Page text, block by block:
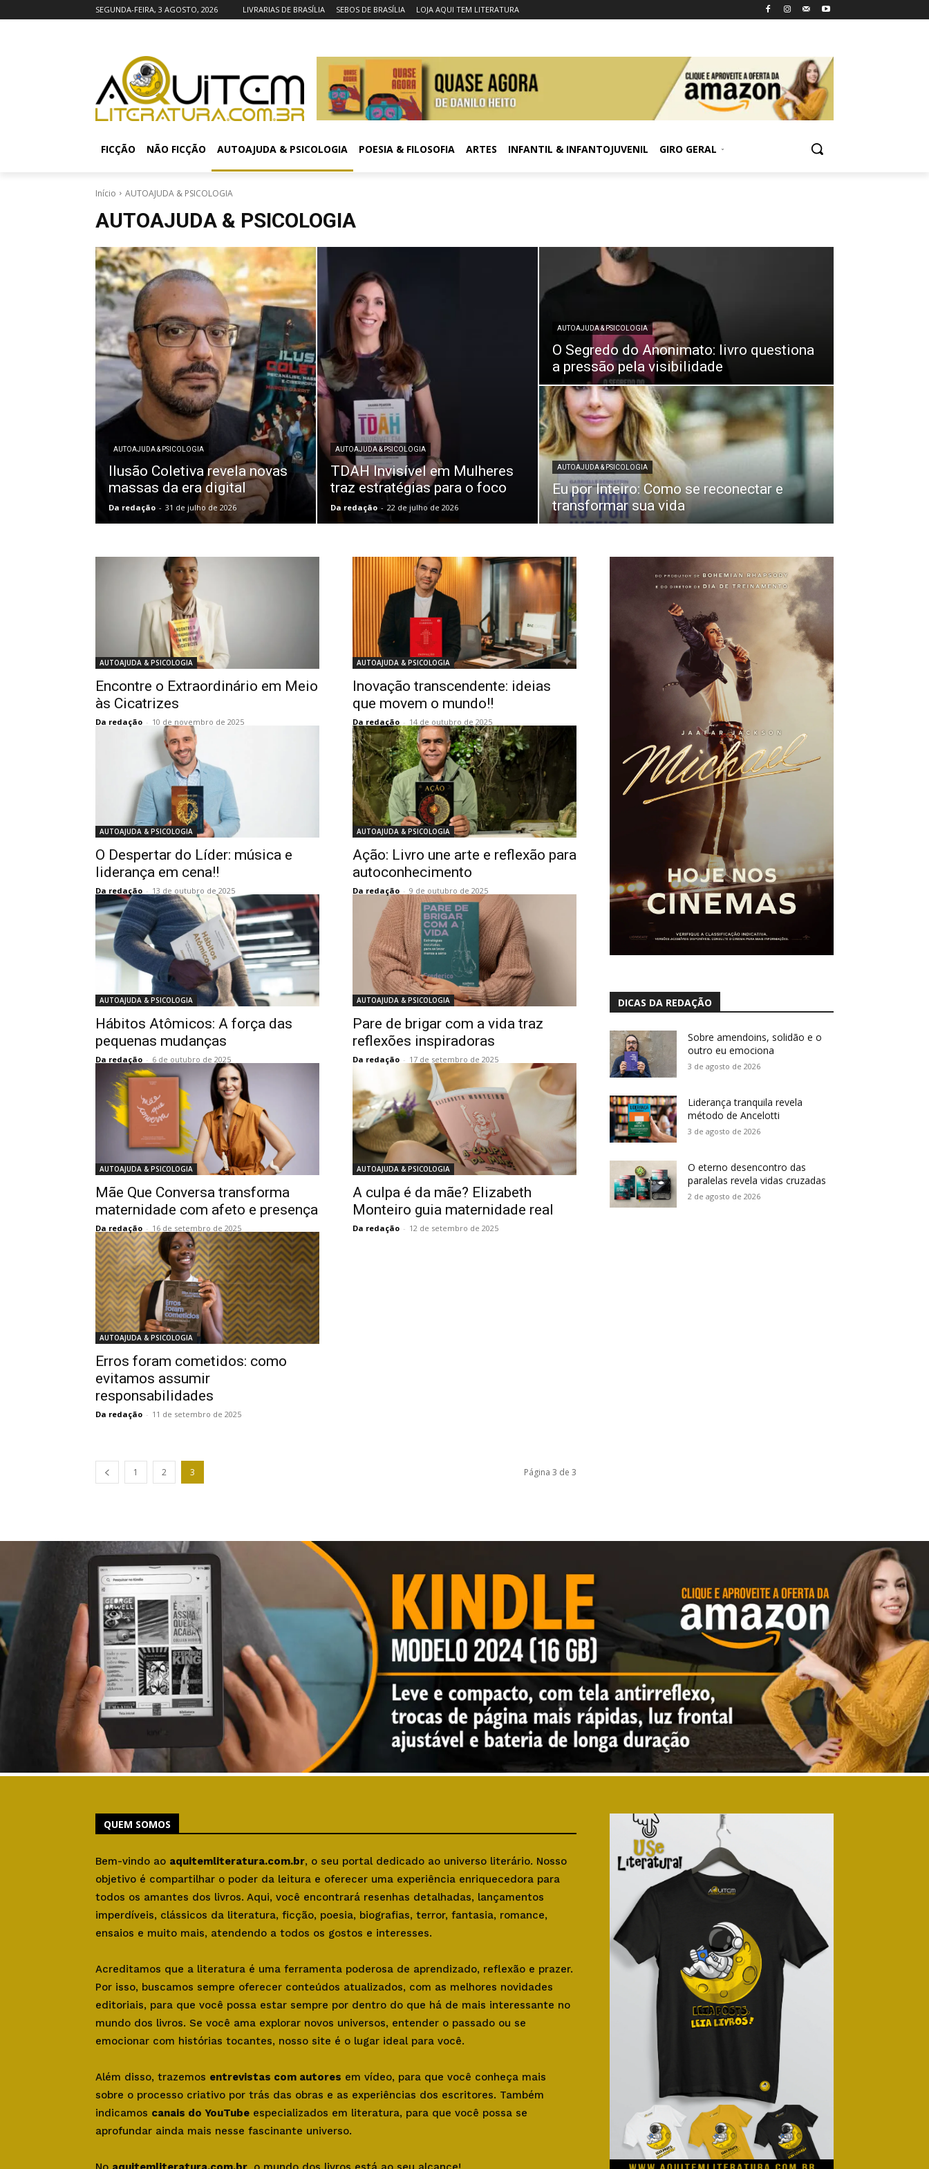
SEGUNDA-FEIRA, 3 AGOSTO, 2026 LIVRARIAS DE BRASÍLIA SEBOS DE BRASÍLIA LOJA AQUI TEM LITERATURA
FICÇÃO NÃO FICÇÃO AUTOAJUDA & PSICOLOGIA POESIA & FILOSOFIA ARTES INFANTIL & INFANTOJUVENIL GIRO GERAL
Início AUTOAJUDA & PSICOLOGIA
AUTOAJUDA & PSICOLOGIA
AUTOAJUDA & PSICOLOGIA
Ilusão Coletiva revela novas
massas da era digital
Da redação - 31 de julho de 2026
AUTOAJUDA & PSICOLOGIA
TDAH Invisível em Mulheres
traz estratégias para o foco
Da redação - 22 de julho de 2026
AUTOAJUDA & PSICOLOGIA
O Segredo do Anonimato: livro questiona
a pressão pela visibilidade
AUTOAJUDA & PSICOLOGIA
Eu por Inteiro: Como se reconectar e
transformar sua vida
AUTOAJUDA & PSICOLOGIA
Encontre o Extraordinário em Meio
às Cicatrizes
Da redação - 10 de novembro de 2025
AUTOAJUDA & PSICOLOGIA
Inovação transcendente: ideias
que movem o mundo!!
Da redação - 14 de outubro de 2025
AUTOAJUDA & PSICOLOGIA
O Despertar do Líder: música e
liderança em cena!!
Da redação - 13 de outubro de 2025
AUTOAJUDA & PSICOLOGIA
Ação: Livro une arte e reflexão para
autoconhecimento
Da redação - 9 de outubro de 2025
AUTOAJUDA & PSICOLOGIA
Hábitos Atômicos: A força das
pequenas mudanças
Da redação - 6 de outubro de 2025
AUTOAJUDA & PSICOLOGIA
Pare de brigar com a vida traz
reflexões inspiradoras
Da redação - 17 de setembro de 2025
AUTOAJUDA & PSICOLOGIA
Mãe Que Conversa transforma
maternidade com afeto e presença
Da redação - 16 de setembro de 2025
AUTOAJUDA & PSICOLOGIA
A culpa é da mãe? Elizabeth
Monteiro guia maternidade real
Da redação - 12 de setembro de 2025
AUTOAJUDA & PSICOLOGIA
Erros foram cometidos: como
evitamos assumir
responsabilidades
Da redação - 11 de setembro de 2025
1 2 3 Página 3 de 3
DICAS DA REDAÇÃO
Sobre amendoins, solidão e o
outro eu emociona
3 de agosto de 2026
Liderança tranquila revela
método de Ancelotti
3 de agosto de 2026
O eterno desencontro das
paralelas revela vidas cruzadas
2 de agosto de 2026
QUEM SOMOS
Bem-vindo ao aquitemliteratura.com.br, o seu portal dedicado ao universo literário. Nosso
objetivo é compartilhar o poder da leitura e oferecer uma experiência enriquecedora para
todos os amantes dos livros. Aqui, você encontrará resenhas detalhadas, lançamentos
imperdíveis, clássicos da literatura, ficção, poesia, biografias, terror, fantasia, romance,
ensaios e muito mais, atendendo a todos os gostos e interesses.
Acreditamos que a literatura é uma ferramenta poderosa de aprendizado, reflexão e prazer.
Por isso, buscamos sempre oferecer conteúdos atualizados, com as melhores novidades
editoriais, para que você possa estar sempre por dentro do que há de mais interessante no
mundo dos livros. Se você ama explorar novos universos, entender o passado ou se
emocionar com histórias tocantes, nosso site é o lugar ideal para você.
Além disso, trazemos entrevistas com autores em vídeo, para que você conheça mais
sobre o processo criativo por trás das obras e as experiências dos escritores. Também
indicamos canais do YouTube especializados em literatura, para que você possa se
aprofundar ainda mais nesse fascinante universo.